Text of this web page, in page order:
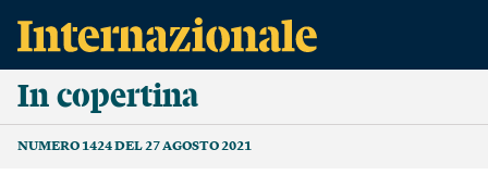
In copertina
NUMERO 1424 DEL 27 AGOSTO 2021